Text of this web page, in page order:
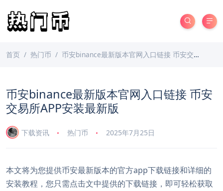
首页 热门币 币安binance最新版本官网入口链接 币安交易所APP安装最新版
币安binance最新版本官网入口链接 币安
交易所APP安装最新版
下载资讯 热门币 2025年7月25日
本文将为您提供币安最新版本的官方app下载链接和详细的
安装教程，您只需点击文中提供的下载链接，即可轻松获取